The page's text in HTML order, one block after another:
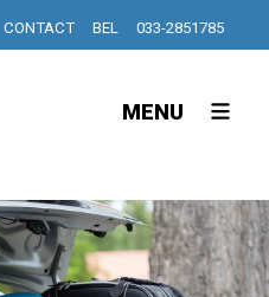
CONTACT BEL 033-2851785
MENU